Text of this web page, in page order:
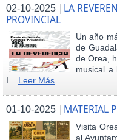
02-10-2025 | LA
PROVINCIAL
Un año
de
de Orea,
musical a
I... Leer Más
01-10-2025 | MATERIAL
Visita
al